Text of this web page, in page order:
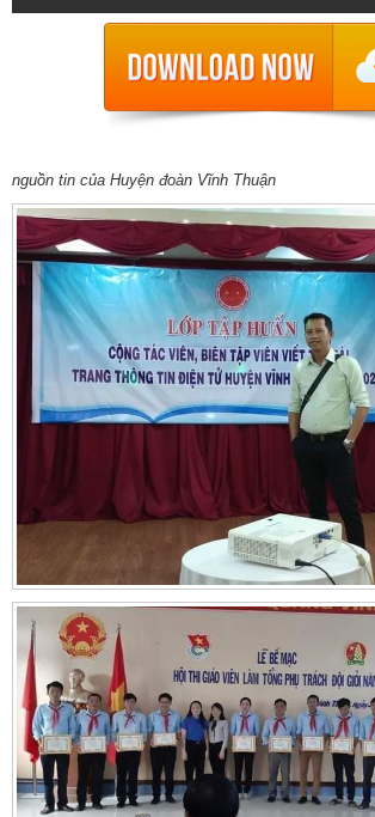
Trích
nguồn tin của Huyện đoàn Vĩnh Thuận